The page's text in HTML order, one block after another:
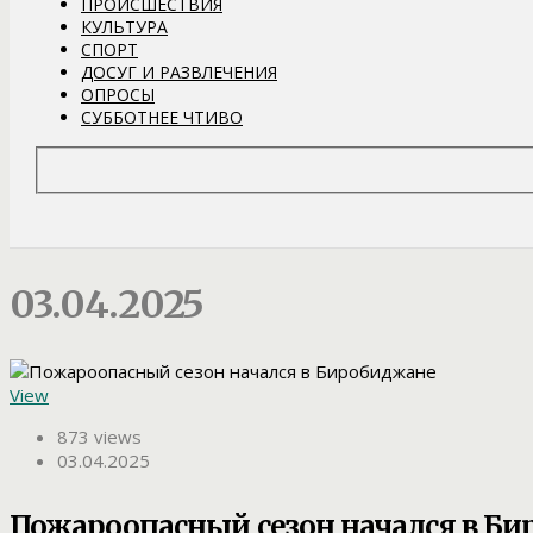
КУЛЬТУРА
СПОРТ
ДОСУГ И РАЗВЛЕЧЕНИЯ
ОПРОСЫ
СУББОТНЕЕ ЧТИВО
03.04.2025
View
873 views
03.04.2025